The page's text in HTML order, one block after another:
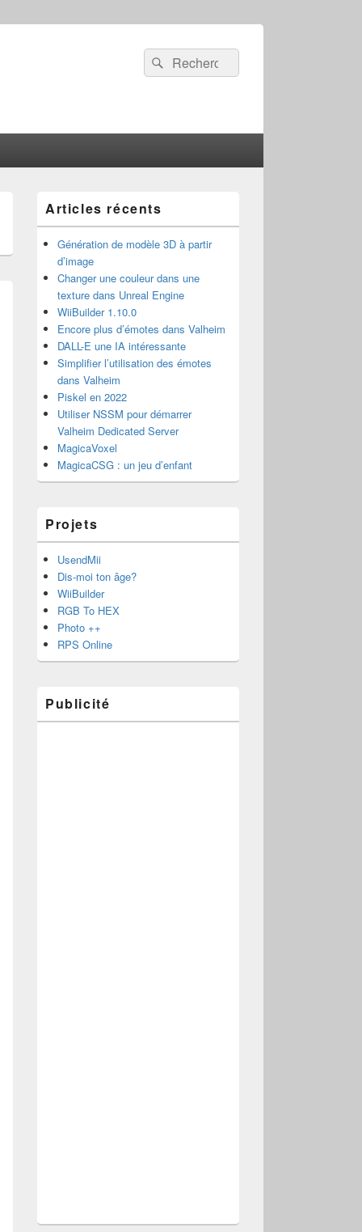
Recherche :
Rechercher
principale
de
widget
barre
latérale
Articles récents
Génération de modèle 3D à partir
d’image
Changer une couleur dans une
texture dans Unreal Engine
WiiBuilder 1.10.0
Encore plus d’émotes dans Valheim
DALL-E une IA intéressante
Simplifier l’utilisation des émotes
dans Valheim
Piskel en 2022
Utiliser NSSM pour démarrer
Valheim Dedicated Server
MagicaVoxel
MagicaCSG : un jeu d’enfant
Projets
UsendMii
Dis-moi ton âge?
WiiBuilder
RGB To HEX
Photo ++
RPS Online
Publicité